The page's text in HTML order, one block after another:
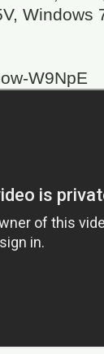
Windows
W9NpE